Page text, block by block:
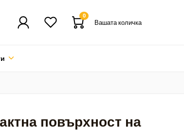
0
Вашата количка
повърхност на